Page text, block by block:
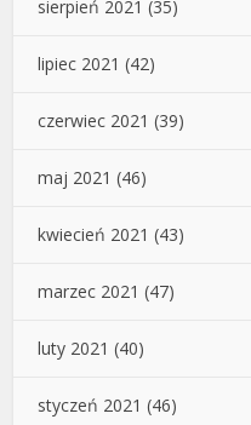
sierpień 2021 (35)
lipiec 2021 (42)
czerwiec 2021 (39)
maj 2021 (46)
kwiecień 2021 (43)
marzec 2021 (47)
luty 2021 (40)
styczeń 2021 (46)